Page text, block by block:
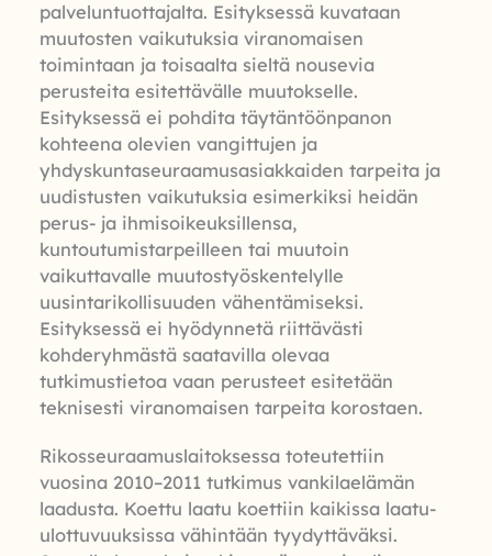
palveluntuottajalta. Esityksessä kuvataan
muutosten vaikutuksia viranomaisen
toimintaan ja toisaalta sieltä nousevia
perusteita esitettävälle muutokselle.
Esityksessä ei pohdita täytäntöönpanon
kohteena olevien vangittujen ja
yhdyskuntaseuraamusasiakkaiden tarpeita ja
uudistusten vaikutuksia esimerkiksi heidän
perus- ja ihmisoikeuksillensa,
kuntoutumistarpeilleen tai muutoin
vaikuttavalle muutostyöskentelylle
uusintarikollisuuden vähentämiseksi.
Esityksessä ei hyödynnetä riittävästi
kohderyhmästä saatavilla olevaa
tutkimustietoa vaan perusteet esitetään
teknisesti viranomaisen tarpeita korostaen.
Rikosseuraamuslaitoksessa toteutettiin
vuosina 2010–2011 tutkimus vankilaelämän
laadusta. Koettu laatu koettiin kaikissa laatu-
ulottuvuuksissa vähintään tyydyttäväksi.